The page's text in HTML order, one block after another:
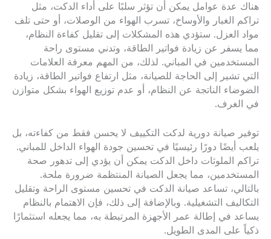
هناك عدة عوامل يمكن أن تؤثر سلبًا على أداء الدكت، مثل
تراكم الغبار والأوساخ، تسرب الهواء من الوصلات، أو حتى تلف
مواد العزل. ستؤدي هذه المشكلات إلى تقليل كفاءة النظام،
مما يسفر عن زيادة فواتير الطاقة، وتدني مستوى راحة
المستخدمين في المباني. لذلك، من المهم معرفة العلامات
التي تشير إلى الحاجة للصيانة، مثل ارتفاع فواتير الطاقة، زيادة
الضوضاء الناتجة عن النظام، أو عدم توزيع الهواء بشكل متوازن
في الغرف.
توفير صيانة دورية لدكت التكييف لا يحسن فقط من كفاءته، بل
يلعب أيضًا دورًا رئيسيًا في تحسين جودة الهواء الداخل للمباني.
تراكم الملوثات داخل الدكت يمكن أن يؤدي إلى تدهور صحة
المستخدمين، مما يجعل الصيانة المنتظمة ضرورة ملحة.
بالتالي، تساعد صيانة الدكت في تحسين مستوى الراحة وتقليل
التكاليف التشغيلية. وبالإضافة إلى ذلك، فإن الاهتمام بالنظام
يساعد في إطالة عمر الأجهزة المرتبطة به، مما يجعله استثمارًا
ذكياً على المدى الطويل.